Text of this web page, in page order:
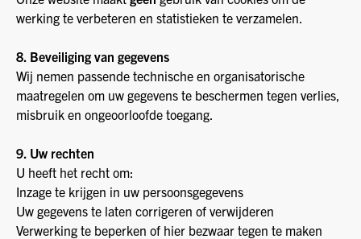
werking te verbeteren en statistieken te verzamelen.
8. Beveiliging van gegevens
Wij nemen passende technische en organisatorische
maatregelen om uw gegevens te beschermen tegen verlies,
misbruik en ongeoorloofde toegang.
9. Uw rechten
U heeft het recht om:
Inzage te krijgen in uw persoonsgegevens
Uw gegevens te laten corrigeren of verwijderen
Verwerking te beperken of hier bezwaar tegen te maken